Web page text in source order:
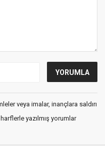
veya imalar, inançlara saldırı
yazılmış yorumlar